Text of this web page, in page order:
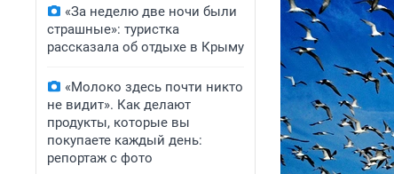
«За неделю две ночи были
страшные»: туристка
рассказала об отдыхе в Крыму
«Молоко здесь почти никто
не видит». Как делают
продукты, которые вы
покупаете каждый день:
репортаж с фото